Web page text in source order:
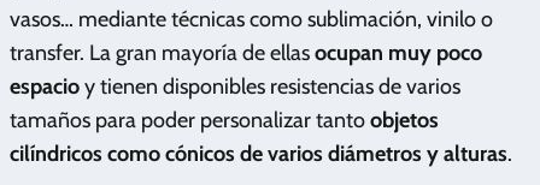
vasos… mediante técnicas como sublimación, vinilo o
transfer. La gran mayoría de ellasocupan muy poco
espacioy tienen disponibles resistencias de varios
tamaños para poder personalizar tantoobjetos
cilíndricos como cónicos de varios diámetros y alturas.